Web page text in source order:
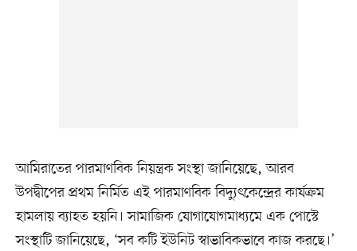
আমিরাতের পারমাণবিক নিয়ন্ত্রক সংস্থা জানিয়েছে, আরব
উপদ্বীপের প্রথম নির্মিত এই পারমাণবিক বিদ্যুৎকেন্দ্রের কার্যক্রম
হামলায় ব্যাহত হয়নি। সামাজিক যোগাযোগমাধ্যমে এক পোস্টে
সংস্থাটি জানিয়েছে, ‘সব কটি ইউনিট স্বাভাবিকভাবে কাজ করছে।’